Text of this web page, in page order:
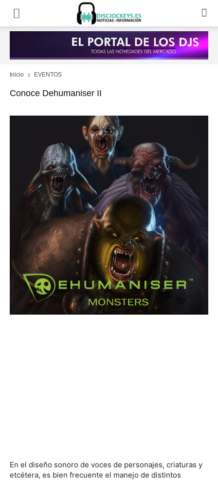
Inicio EVENTOS
Conoce Dehumaniser II
En el diseño sonoro de voces de personajes, criaturas y
etcétera, es bien frecuente el manejo de distintos